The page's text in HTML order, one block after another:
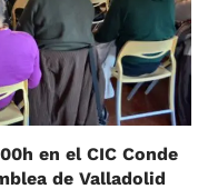
en el CIC Conde
de Valladolid